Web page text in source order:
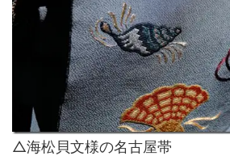
△海松貝文様の名古屋帯